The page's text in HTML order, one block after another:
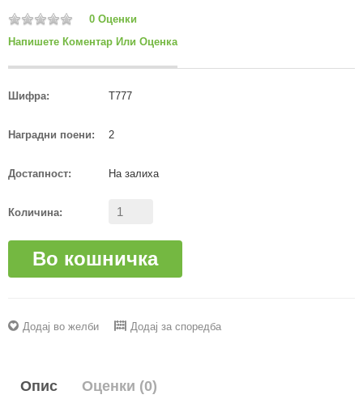
0 Оценки
Напишете Коментар Или Оценка
Шифра: Т777
Наградни поени: 2
Достапност: На залиха
Количина:
Во кошничка
Додај во желби Додај за споредба
Опис Оценки (0)